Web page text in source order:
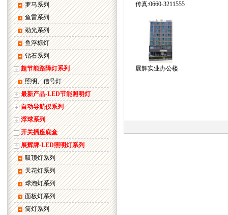
罗马系列
鱼雷系列
劲光系列
鱼浮标灯
钻石系列
超节能路障灯系列
照明、信号灯
最新产品-LED节能照明灯
自动导航仪系列
浮球系列
开关插座底盒
展辉牌-LED照明灯系列
吸顶灯系列
天花灯系列
球泡灯系列
面板灯系列
筒灯系列
传真:0660-3211555
展辉实业办公楼